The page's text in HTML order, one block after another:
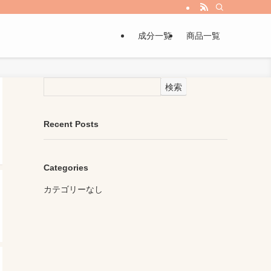
成分一覧 商品一覧
検索
Recent Posts
Categories
カテゴリーなし